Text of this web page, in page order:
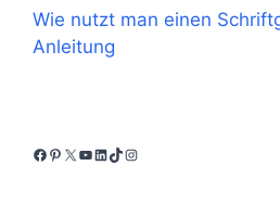
Wie nutzt man einen
Anleitung
Facebook
Pinterest
X YouTube
LinkedIn
TikTok
Instagram